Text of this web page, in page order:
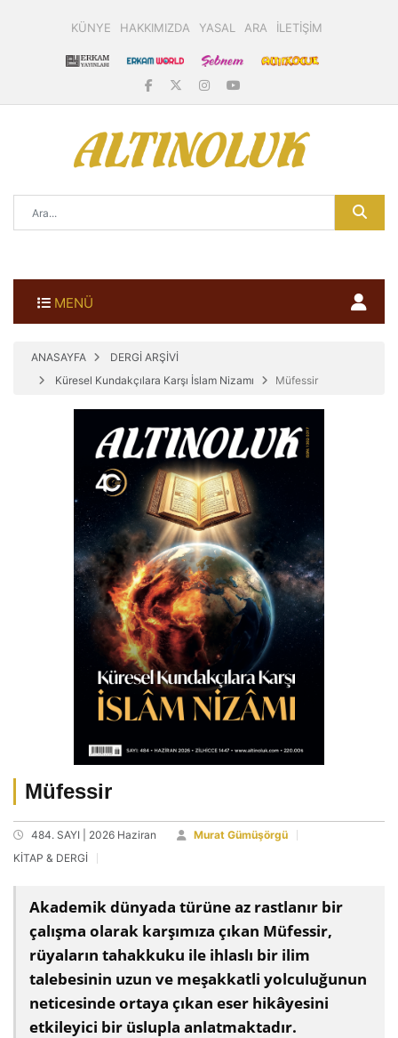
KÜNYE HAKKIMIZDA YASAL ARA İLETİŞİM
MENÜ
ANASAYFA
DERGİ ARŞİVİ
Küresel Kundakçılara Karşı İslam Nizamı
Müfessir
Müfessir
484. SAYI | 2026 Haziran
Murat Gümüşörgü
KİTAP & DERGİ
Akademik dünyada türüne az rastlanır bir
çalışma olarak karşımıza çıkan Müfessir,
rüyaların tahakkuku ile ihlaslı bir ilim
talebesinin uzun ve meşakkatli yolculuğunun
neticesinde ortaya çıkan eser hikâyesini
etkileyici bir üslupla anlatmaktadır.